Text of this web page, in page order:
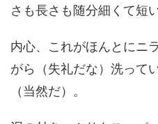
さも長さも随分細くて短
内心、これがほんとにニ
がら（失礼だな）洗って
（当然だ）。